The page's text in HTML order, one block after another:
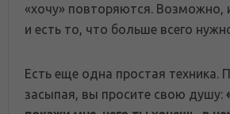
«хочу» повторяются. Возможно,
и есть то, что больше всего
Есть еще одна простая техника.
засыпая, вы просите свою душу: